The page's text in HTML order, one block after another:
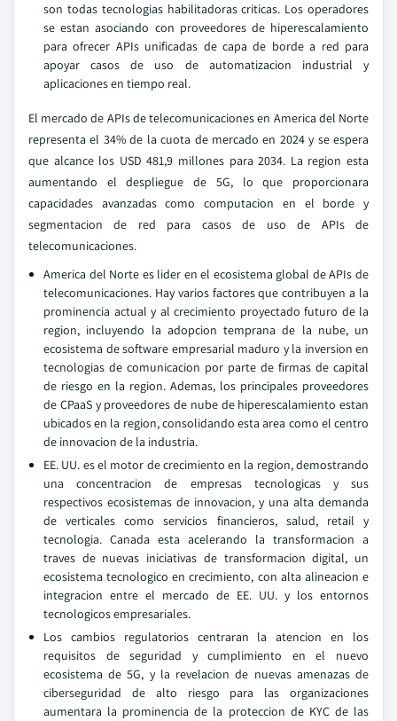
son todas tecnologias habilitadoras criticas. Los operadores
se estan asociando con proveedores de hiperescalamiento
para ofrecer APIs unificadas de capa de borde a red para
apoyar casos de uso de automatizacion industrial y
aplicaciones en tiempo real.
El mercado de APIs de telecomunicaciones en America del Norte
representa el 34% de la cuota de mercado en 2024 y se espera
que alcance los USD 481,9 millones para 2034. La region esta
aumentando el despliegue de 5G, lo que proporcionara
capacidades avanzadas como computacion en el borde y
segmentacion de red para casos de uso de APIs de
telecomunicaciones.
America del Norte es lider en el ecosistema global de APIs de
telecomunicaciones. Hay varios factores que contribuyen a la
prominencia actual y al crecimiento proyectado futuro de la
region, incluyendo la adopcion temprana de la nube, un
ecosistema de software empresarial maduro y la inversion en
tecnologias de comunicacion por parte de firmas de capital
de riesgo en la region. Ademas, los principales proveedores
de CPaaS y proveedores de nube de hiperescalamiento estan
ubicados en la region, consolidando esta area como el centro
de innovacion de la industria.
EE. UU. es el motor de crecimiento en la region, demostrando
una concentracion de empresas tecnologicas y sus
respectivos ecosistemas de innovacion, y una alta demanda
de verticales como servicios financieros, salud, retail y
tecnologia. Canada esta acelerando la transformacion a
traves de nuevas iniciativas de transformacion digital, un
ecosistema tecnologico en crecimiento, con alta alineacion e
integracion entre el mercado de EE. UU. y los entornos
tecnologicos empresariales.
Los cambios regulatorios centraran la atencion en los
requisitos de seguridad y cumplimiento en el nuevo
ecosistema de 5G, y la revelacion de nuevas amenazas de
ciberseguridad de alto riesgo para las organizaciones
aumentara la prominencia de la proteccion de KYC de las